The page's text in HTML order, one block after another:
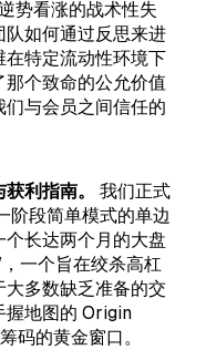
势看涨的战术性失
如何通过反思来进
特定流动性环境下
个致命的公允价值
与会员之间信任的
利指南。
我们正式
阶段简单模式的单边
长达两个月的大盘
一个旨在绞杀高杠
多数缺乏准备的交
握地图的 Origin
码的黄金窗口。